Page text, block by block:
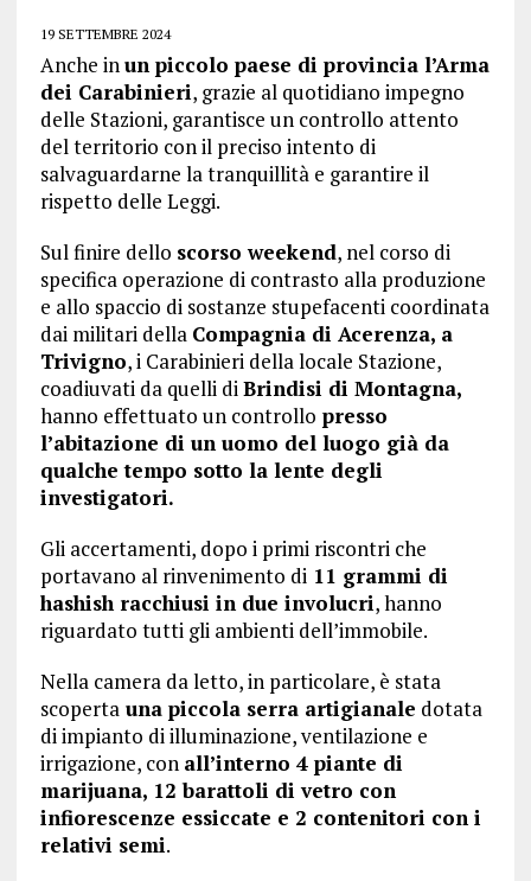
19 SETTEMBRE 2024
Anche inun piccolo paese di provincia l’Arma
dei Carabinieri, grazie al quotidiano impegno
delle Stazioni, garantisce un controllo attento
del territorio con il preciso intento di
salvaguardarne la tranquillità e garantire il
rispetto delle Leggi.
Sul finire dello scorso weekend, nel corso di
specifica operazione di contrasto alla produzione
e allo spaccio di sostanze stupefacenti coordinata
dai militari della Compagnia di Acerenza, a
Trivigno, i Carabinieri della locale Stazione,
coadiuvati da quelli diBrindisi di Montagna,
hanno effettuato un controllo presso
l’abitazione di un uomo del luogo già da
qualche tempo sotto la lente degli
investigatori.
Gli accertamenti, dopo i primi riscontri che
portavano al rinvenimento di11 grammi di
hashish racchiusi in due involucri, hanno
riguardato tutti gli ambienti dell’immobile.
Nella camera da letto, in particolare, è stata
scopertauna piccola serra artigianale dotata
di impianto di illuminazione, ventilazione e
irrigazione, con all’interno 4 piante di
marijuana, 12 barattoli di vetro con
infiorescenze essiccate e 2 contenitori con i
relativi semi.